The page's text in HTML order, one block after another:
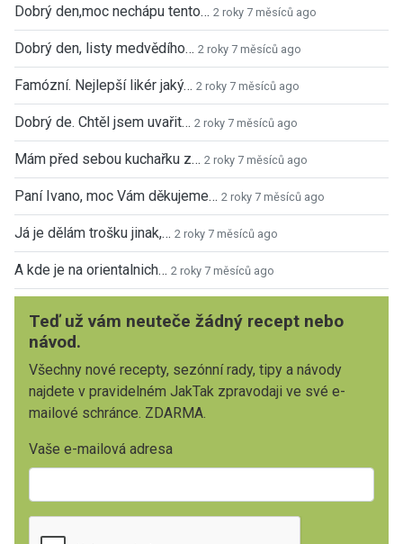
Dobrý den,moc nechápu tento… 2 roky 7 měsíců ago
Dobrý den, listy medvědího… 2 roky 7 měsíců ago
Famózní. Nejlepší likér jaký… 2 roky 7 měsíců ago
Dobrý de. Chtěl jsem uvařit… 2 roky 7 měsíců ago
Mám před sebou kuchařku z… 2 roky 7 měsíců ago
Paní Ivano, moc Vám děkujeme… 2 roky 7 měsíců ago
Já je dělám trošku jinak,… 2 roky 7 měsíců ago
A kde je na orientalnich… 2 roky 7 měsíců ago
Teď už vám neuteče žádný recept nebo
návod.
Všechny nové recepty, sezónní rady, tipy a návody
najdete v pravidelném JakTak zpravodaji ve své e-
mailové schránce. ZDARMA.
Vaše e-mailová adresa